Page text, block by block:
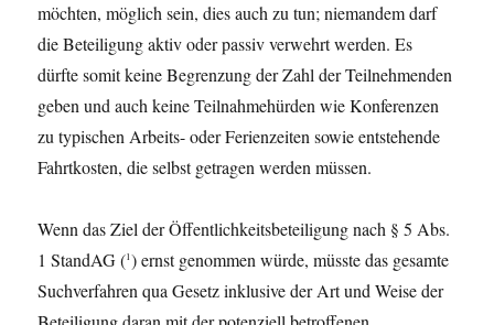
möchten, möglich sein, dies auch zu tun; niemandem darf
die Beteiligung aktiv oder passiv verwehrt werden. Es
dürfte somit keine Begrenzung der Zahl der Teilnehmenden
geben und auch keine Teilnahmehürden wie Konferenzen
zu typischen Arbeits- oder Ferienzeiten sowie entstehende
Fahrtkosten, die selbst getragen werden müssen.
Wenn das Ziel der Öffentlichkeitsbeteiligung nach § 5 Abs.
1 StandAG (1) ernst genommen würde, müsste das gesamte
Suchverfahren qua Gesetz inklusive der Art und Weise der